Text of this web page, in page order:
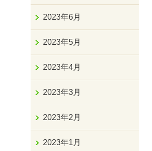
2023年6月
2023年5月
2023年4月
2023年3月
2023年2月
2023年1月